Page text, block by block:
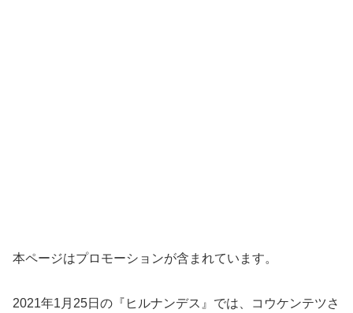
本ページはプロモーションが含まれています。
2021年1月25日の『ヒルナンデス』では、コウケンテツさ